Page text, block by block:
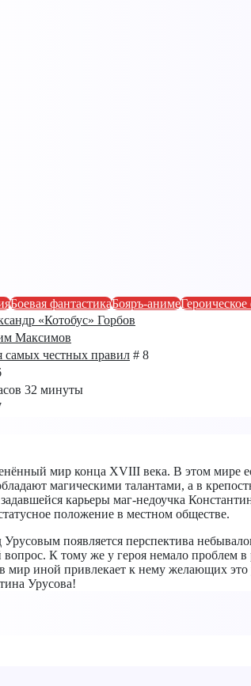
Боевая фантастикаБояръ-анимеГероическое
«Котобус» Горбов
Максимов
самых честных правил # 8
32 минуты
мир конца XVIII века. В этом мире
магическими талантами, а в
карьеры маг-недоучка
положение в местном обществе.
появляется перспектива
вопрос. К тому же у героя немало проблем
мир иной привлекает к нему желающих
Урусова!